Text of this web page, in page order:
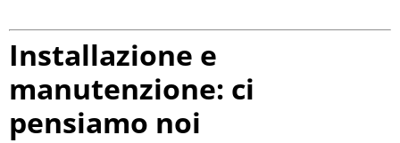
Installazione e
manutenzione: ci
pensiamo noi